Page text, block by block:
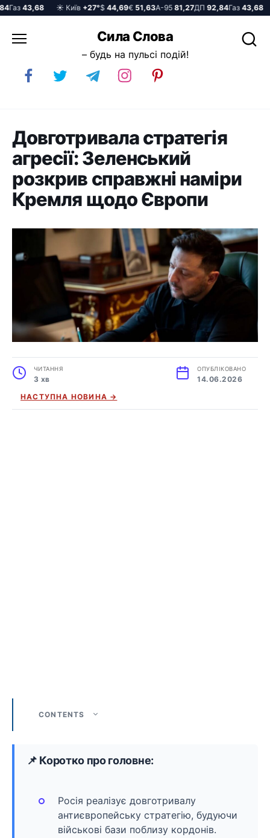
43,68 ☀️ Київ+27°$44,69€51,63А-9581,27ДП92,84Газ43,68 ☀️
до
Сила Слова
– будь на пульсі подій!
Довготривала стратегія
агресії: Зеленський
розкрив справжні наміри
Кремля щодо Європи
ЧИТАННЯ
3 хв
ОПУБЛІКОВАНО
14.06.2026
НАСТУПНА НОВИНА →
CONTENTS
📌 Коротко про головне:
Росія реалізує довготривалу
антиєвропейську стратегію, будуючи
військові бази поблизу кордонів.